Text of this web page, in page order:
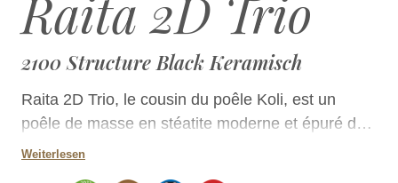
2100 Structure Black Keramisch
Raita 2D Trio, le cousin du poêle Koli, est un
poêle de masse en stéatite moderne et épuré de
toute ornementation superflue. La finition de
Weiterlesen